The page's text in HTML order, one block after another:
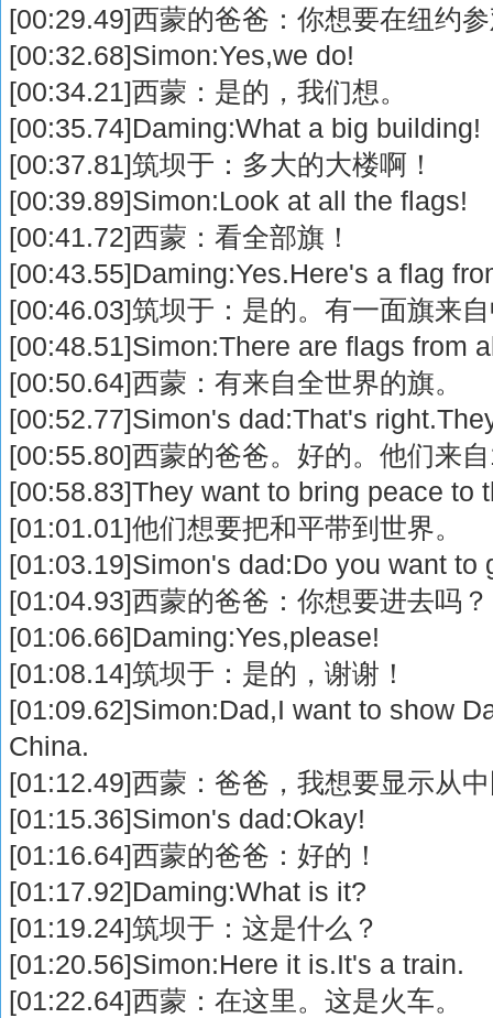
[00:29.49]西蒙的爸爸：你想要在纽约
[00:32.68]Simon:Yes,we do!
[00:34.21]西蒙：是的，我们想。
[00:35.74]Daming:What a big building!
[00:37.81]筑坝于：多大的大楼啊！
[00:39.89]Simon:Look at all the flags!
[00:41.72]西蒙：看全部旗！
[00:43.55]Daming:Yes.Here's a flag
[00:46.03]筑坝于：是的。有一面旗来
[00:48.51]Simon:There are flags from
[00:50.64]西蒙：有来自全世界的旗。
[00:52.77]Simon's dad:That's
[00:55.80]西蒙的爸爸。好的。他们来
[00:58.83]They want to bring peace to
[01:01.01]他们想要把和平带到世界。
[01:03.19]Simon's dad:Do you want to
[01:04.93]西蒙的爸爸：你想要进去吗？
[01:06.66]Daming:Yes,please!
[01:08.14]筑坝于：是的，谢谢！
[01:09.62]Simon:Dad,I want to show
China.
[01:12.49]西蒙：爸爸，我想要显示从
[01:15.36]Simon's dad:Okay!
[01:16.64]西蒙的爸爸：好的！
[01:17.92]Daming:What is it?
[01:19.24]筑坝于：这是什么？
[01:20.56]Simon:Here it is.It's a train.
[01:22.64]西蒙：在这里。这是火车。